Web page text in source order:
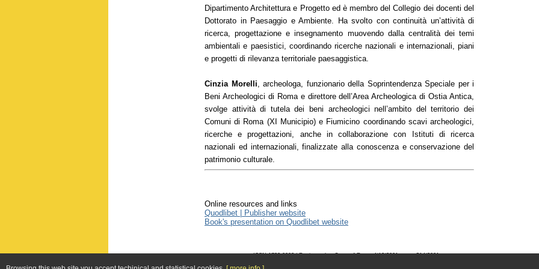
Dipartimento Architettura e Progetto ed è membro del Collegio dei docenti del
Dottorato in Paesaggio e Ambiente. Ha svolto con continuità un’attività di
ricerca, progettazione e insegnamento muovendo dalla centralità dei temi
ambientali e paesistici, coordinando ricerche nazionali e internazionali, piani
e progetti di rilevanza territoriale paesaggistica.
Cinzia Morelli , archeologa, funzionario della Soprintendenza Speciale per i
Beni Archeologici di Roma e direttore dell’Area Archeologica di Ostia Antica,
svolge attività di tutela dei beni archeologici nell’ambito del territorio dei
Comuni di Roma (XI Municipio) e Fiumicino coordinando scavi archeologici,
ricerche e progettazioni, anche in collaborazione con Istituti di ricerca
nazionali ed internazionali, finalizzate alla conoscenza e conservazione del
patrimonio culturale.
Online resources and links
Quodlibet | Publisher website
Book's presentation on Quodlibet website
ISSN 1723-0993 | Registered at Court of Rome 4/12/2001, num. 514/2001